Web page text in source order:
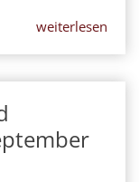
weiterlesen